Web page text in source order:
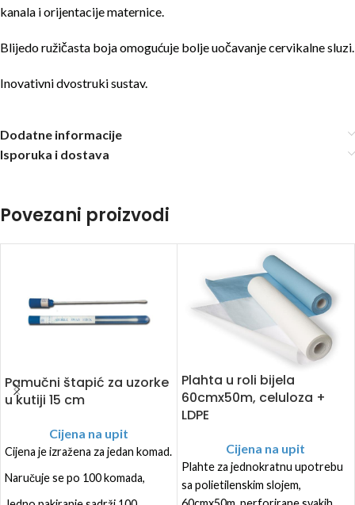
kanala i orijentacije maternice.
Blijedo ružičasta boja omogućuje bolje uočavanje cervikalne sluzi.
Inovativni dvostruki sustav.
Dodatne informacije
Isporuka i dostava
Povezani proizvodi
Pamučni štapić za uzorke
u kutiji 15 cm
Cijena na upit
Cijena je izražena za jedan komad.
Naručuje se po 100 komada,
Plahta u roli bijela
60cmx50m, celuloza +
LDPE
Cijena na upit
Plahte za jednokratnu upotrebu
sa polietilenskim slojem,